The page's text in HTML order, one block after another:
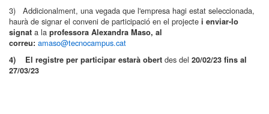
3) Addicionalment, una vegada que l'empresa hagi estat seleccionada,
haurà de signar el conveni de participació en el projecte i enviar-lo
signat a la professora Alexandra Maso, al
correu: amaso@tecnocampus.cat
4) El registre per participar estarà obert des del 20/02/23 fins al
27/03/23